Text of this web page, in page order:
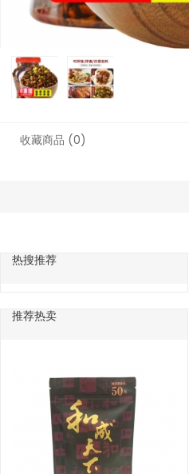
收藏商品 (0)
热搜推荐
推荐热卖